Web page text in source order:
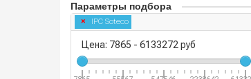
Параметры подбора
IPC Soteco
Цена: 7865 - 6133272 руб